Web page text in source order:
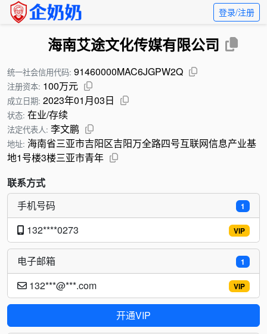
登录/注册
海南艾途文化传媒有限公司
统一社会信用代码: 91460000MAC6JGPW2Q
注册资本: 100万元
成立日期: 2023年01月03日
状态: 在业/存续
法定代表人: 李文鹏
地址: 海南省三亚市吉阳区吉阳万全路四号互联网信息产业基
地1号楼3楼三亚市青年
联系方式
1
手机号码
VIP
132****0273
1
电子邮箱
VIP
132***@***.com
开通VIP